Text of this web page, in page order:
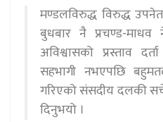
मण्डलविरुद्ध विरुद्ध
बुधबार नै प्रचण्ड-
अविश्वासको प्रस्ताव
सहभागी नभएपछि
गरिएको संसदीय दलकी
दिनुभयो ।